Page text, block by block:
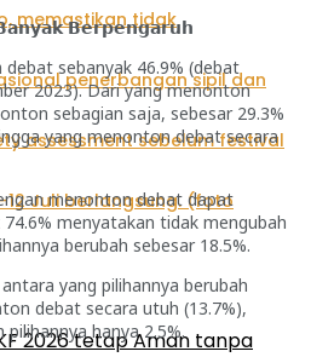
2026 tetap Aman tanpa
𝗕𝗲𝗿𝗽𝗲𝗻𝗴𝗮𝗿𝘂𝗵
sebanyak 46.9% (debat
2023). Dari yang menonton
sebagian saja, sebesar 29.3%
yang menonton debat secara
menonton debat dapat
menyatakan tidak mengubah
berubah sebesar 18.5%.
yang pilihannya berubah
debat secara utuh (13.7%),
hanya 2.5%.